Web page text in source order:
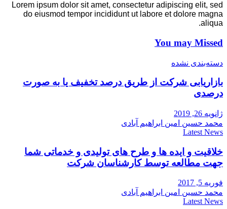
Lorem ipsum dolor sit amet, consectetur adipiscing elit, sed
do eiusmod tempor incididunt ut labore et dolore magna
aliqua.
You may Missed
دسته‌بندی نشده
بازاریابی شرکت از طریق درصد تخفیف یا به صورت
درصدی
ژانویه 26, 2019
محمد حسین امین ابراهیم آبادی
Latest News
خلاقیت و ایده ها و طرح های تولیدی و خدماتی شما
جهت مطالعه توسط کارشناسان شرکت
فوریه 5, 2017
محمد حسین امین ابراهیم آبادی
Latest News